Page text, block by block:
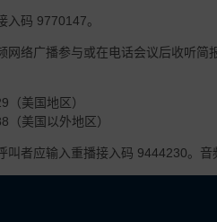
入码 9770147。
网络广播参与或在电话会议后收听
（美国地区）
（美国以外地区）
叫者应输入重播接入码 9444230。音